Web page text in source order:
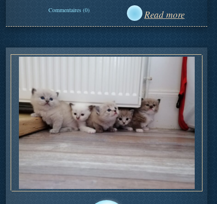
Commentaires (0) Read more